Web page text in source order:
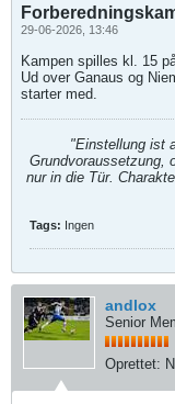
29-06-2026, 13:46
Kampen spilles kl. 15
Ud over Ganaus og
starter med.
"Einstellung ist
Grundvoraussetzung,
nur in die Tür.
Tags: Ingen
andlox
Senior
Oprettet: